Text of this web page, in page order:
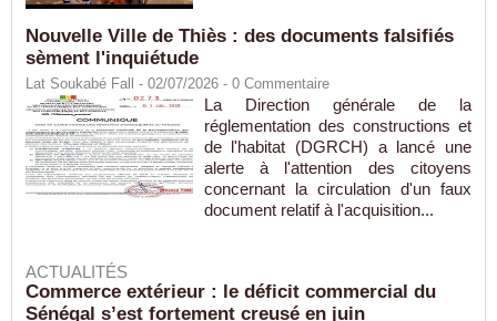
Nouvelle Ville de Thiès : des documents falsifiés
sèment l'inquiétude
Lat Soukabé Fall - 02/07/2026 - 0 Commentaire
La Direction générale de la
réglementation des constructions et
de l'habitat (DGRCH) a lancé une
alerte à l'attention des citoyens
concernant la circulation d'un faux
document relatif à l'acquisition...
ACTUALITÉS
Commerce extérieur : le déficit commercial du
Sénégal s’est fortement creusé en juin